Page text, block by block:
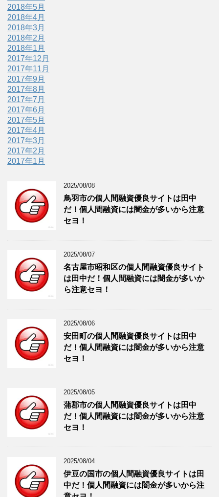
2018年5月
2018年4月
2018年3月
2018年2月
2018年1月
2017年12月
2017年11月
2017年9月
2017年8月
2017年7月
2017年6月
2017年5月
2017年4月
2017年3月
2017年2月
2017年1月
2025/08/08
鳥羽市の個人間融資優良サイトは田中
だ！個人間融資には闇金が多いから注意
セヨ！
2025/08/07
名古屋市昭和区の個人間融資優良サイト
は田中だ！個人間融資には闇金が多いか
ら注意セヨ！
2025/08/06
安田町の個人間融資優良サイトは田中
だ！個人間融資には闇金が多いから注意
セヨ！
2025/08/05
蒲郡市の個人間融資優良サイトは田中
だ！個人間融資には闇金が多いから注意
セヨ！
2025/08/04
伊豆の国市の個人間融資優良サイトは田
中だ！個人間融資には闇金が多いから注